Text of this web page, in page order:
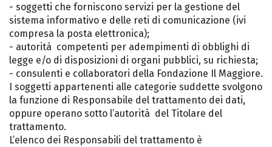
- soggetti che forniscono servizi per la gestione del
sistema informativo e delle reti di comunicazione (ivi
compresa la posta elettronica);
- autorità competenti per adempimenti di obblighi di
legge e/o di disposizioni di organi pubblici, su richiesta;
- consulenti e collaboratori della Fondazione Il Maggiore.
I soggetti appartenenti alle categorie suddette svolgono
la funzione di Responsabile del trattamento dei dati,
oppure operano sotto l’autorità del Titolare del
trattamento.
L’elenco dei Responsabili del trattamento è